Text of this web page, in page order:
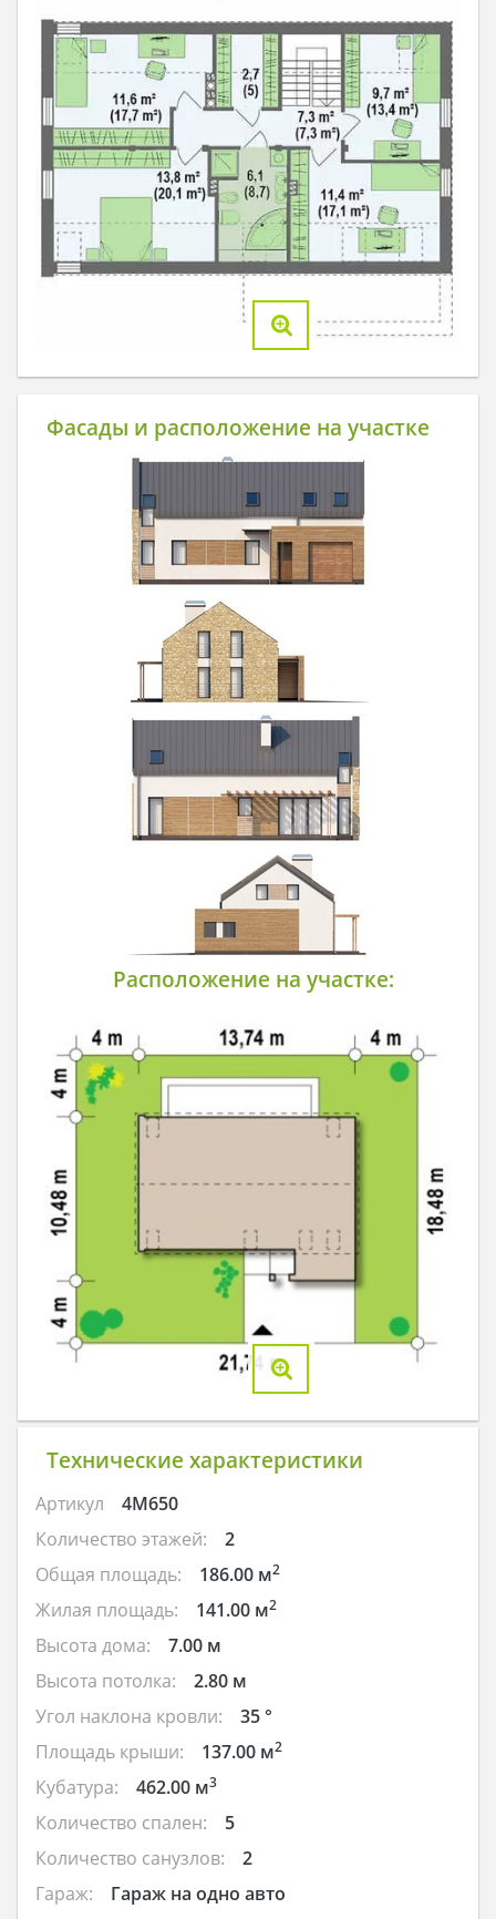
Фасады и расположение на участке
Расположение на участке:
Технические характеристики
Артикул
4M650
Количество этажей:
2
Общая площадь:
186.00 м2
Жилая площадь: 141.00 м2
Высота дома:
7.00 м
Высота потолка:
2.80 м
Угол наклона кровли:
35 °
Площадь крыши:
137.00 м2
Кубатура: 462.00 м3
Количество спален:
5
Количество санузлов:
2
Гараж:
Гараж на одно авто